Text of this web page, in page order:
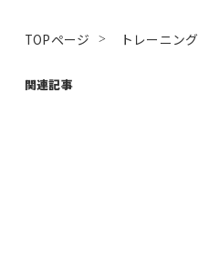
TOPページ トレーニング
関連記事